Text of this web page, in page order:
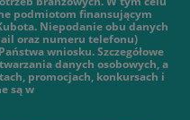
podmiotom finansującym
Niepodanie obu danych
oraz numeru telefonu)
wniosku. Szczegółowe
danych osobowych, a
promocjach, konkursach i
są w